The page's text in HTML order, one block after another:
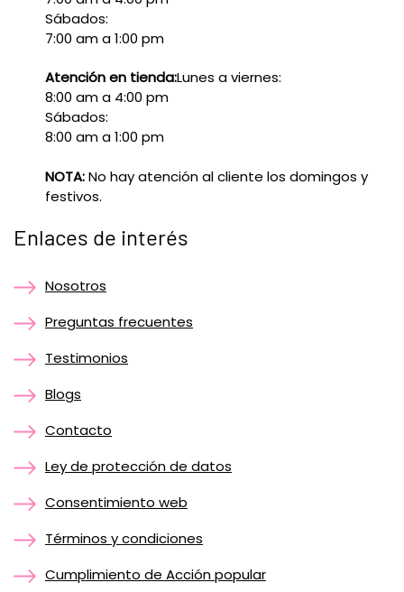
Sábados:
7:00 am a 1:00 pm
Atención en tienda:Lunes a viernes:
8:00 am a 4:00 pm
Sábados:
8:00 am a 1:00 pm
NOTA:No hay atención al cliente los domingos y
festivos.
Enlaces de interés
Nosotros
Preguntas frecuentes
Testimonios
Blogs
Contacto
Ley de protección de datos
Consentimiento web
Términos y condiciones
Cumplimiento de Acción popular